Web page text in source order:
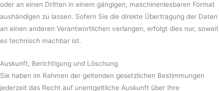
oder an einen Dritten in einem gängigen, maschinenlesbaren Format
aushändigen zu lassen. Sofern Sie die direkte Übertragung der Daten
an einen anderen Verantwortlichen verlangen, erfolgt dies nur, soweit
es technisch machbar ist.
Auskunft, Berichtigung und Löschung
Sie haben im Rahmen der geltenden gesetzlichen Bestimmungen
jederzeit das Recht auf unentgeltliche Auskunft über Ihre